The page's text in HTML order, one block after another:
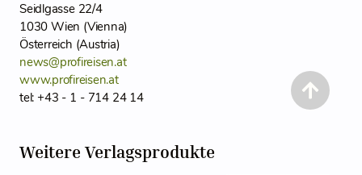
Seidlgasse 22/4
1030 Wien (Vienna)
Österreich (Austria)
news@profireisen.at
www.profireisen.at
tel: +43 - 1 - 714 24 14
Weitere Verlagsprodukte